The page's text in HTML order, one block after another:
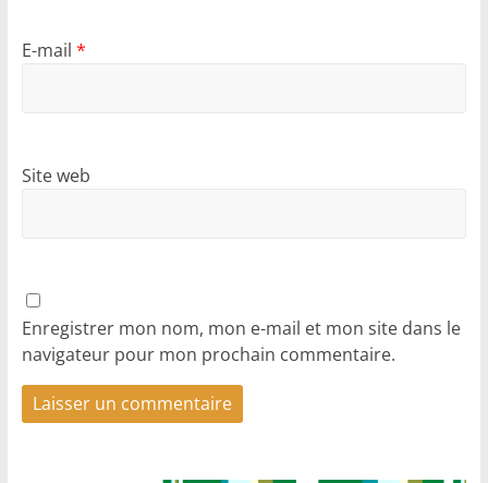
E-mail *
Site web
Enregistrer mon nom, mon e-mail et mon site dans le
navigateur pour mon prochain commentaire.